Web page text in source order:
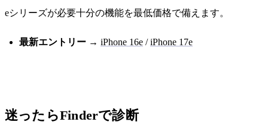
eシリーズが必要十分の機能を最低価格で備えます。
最新エントリー → iPhone 16e /iPhone 17e
迷ったらFinderで診断